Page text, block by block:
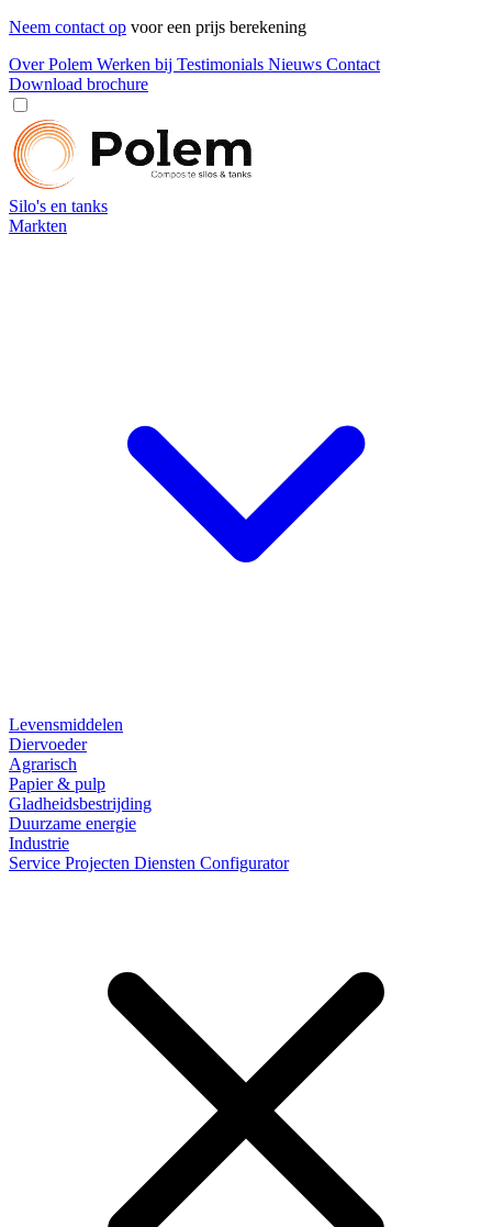
Neem contact op voor een prijs berekening
Over Polem Werken bij Testimonials Nieuws Contact
Download brochure
Silo's en tanks
Markten
Levensmiddelen
Diervoeder
Agrarisch
Papier & pulp
Gladheidsbestrijding
Duurzame energie
Industrie
Service Projecten Diensten Configurator